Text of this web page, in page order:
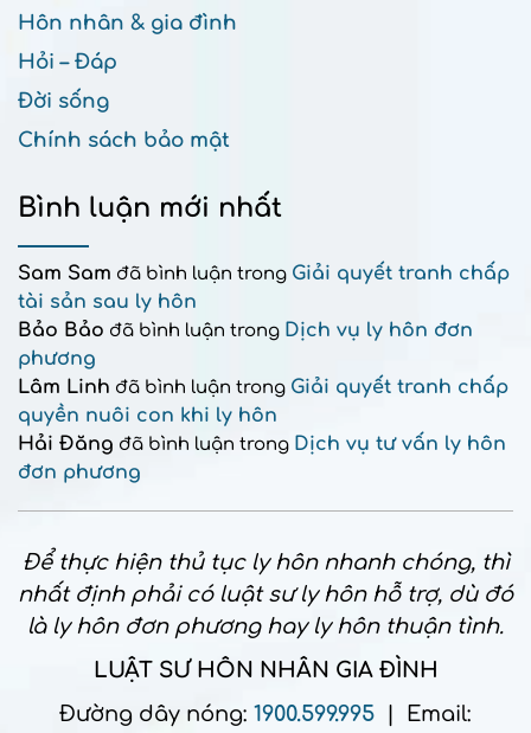
Hôn nhân & gia đình
Hỏi – Đáp
Đời sống
Chính sách bảo mật
Bình luận mới nhất
Sam Sam đã bình luận trong Giải quyết tranh chấp
tài sản sau ly hôn
Bảo Bảo đã bình luận trong Dịch vụ ly hôn đơn
phương
Lâm Linh đã bình luận trong Giải quyết tranh chấp
quyền nuôi con khi ly hôn
Hải Đăng đã bình luận trong Dịch vụ tư vấn ly hôn
đơn phương
Để thực hiện thủ tục ly hôn nhanh chóng, thì
nhất định phải có luật sư ly hôn hỗ trợ, dù đó
là ly hôn đơn phương hay ly hôn thuận tình.
LUẬT SƯ HÔN NHÂN GIA ĐÌNH
Đường dây nóng: 1900.599.995 | Email: